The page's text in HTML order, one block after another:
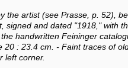
the artist (see Prasse, p. 52),
signed and dated "1918," with
handwritten Feininger
20 : 23.4 cm. - Faint traces of
left corner.